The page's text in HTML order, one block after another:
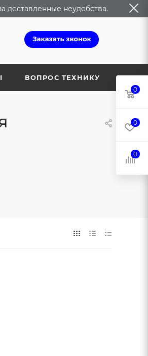
доставленные неудобства.
ВОПРОС ТЕХНИКУ
0
0
0